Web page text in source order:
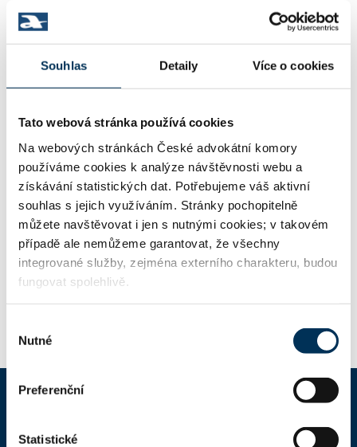
Souhlas Detaily Více o cookies
Tato webová stránka používá cookies
Na webových stránkách České advokátní komory
používáme cookies k analýze návštěvnosti webu a
získávání statistických dat. Potřebujeme váš aktivní
souhlas s jejich využíváním. Stránky pochopitelně
můžete navštěvovat i jen s nutnými cookies; v takovém
případě ale nemůžeme garantovat, že všechny
integrované služby, zejména externího charakteru, budou
fungovat spolehlivě.
souhlasu
Nutné
Preferenční
Statistické
KONTAKT
Email: votroubkova@akfrana.cz
Informace o jazykových znalostech a odborném zaměření
uváděné u jednotlivých advokátů jsou publikovány na
stránkách ČAK pouze podle sdělení příslušného advokáta.
Tyto informace nejsou ČAK ověřovány či garantovány. Je-
li u advokáta uvedena znalost cizího právního řádu či
schopnost poskytovat právní služby podle práva cizího
státu, upozorňuje ČAK, že poskytování právních služeb
podle práva cizího státu není pojištěno v hromadném
pojištění profesní odpovědnosti advokátů rámcovou
pojistnou smlouvou podle § 24c zákona o advokacii.